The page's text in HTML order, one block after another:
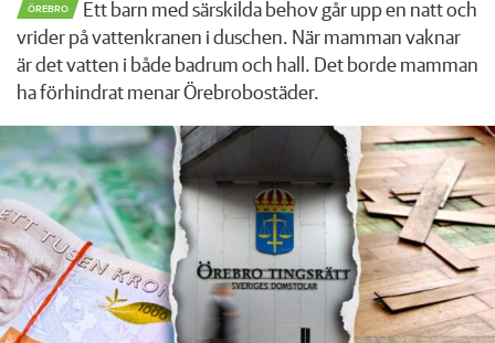
ÖREBRO
Ett barn med särskilda behov går upp en natt och
vrider på vattenkranen i duschen. När mamman vaknar
är det vatten i både badrum och hall. Det borde mamman
ha förhindrat menar Örebrobostäder.